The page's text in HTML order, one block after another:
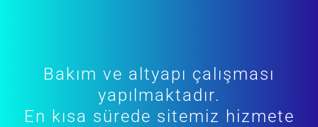
Bakım ve altyapı çalışması
yapılmaktadır.
En kısa sürede sitemiz hizmete